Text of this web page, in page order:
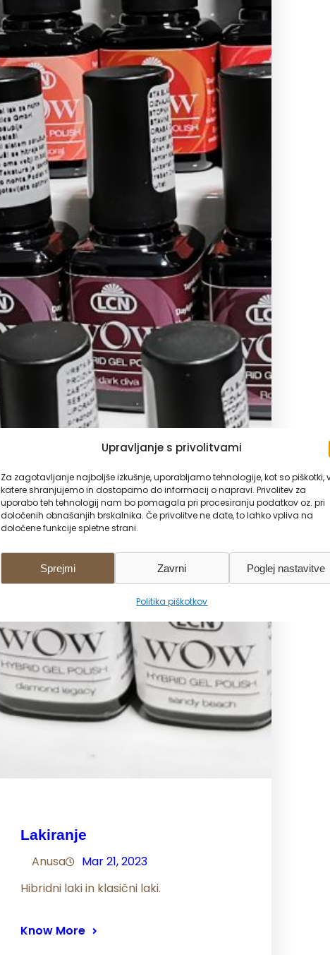
Upravljanje s privolitvami
Za zagotavljanje najboljše izkušnje, uporabljamo tehnologije, kot so piškotki,
katere shranjujemo in dostopamo do informacij o napravi. Privolitev za
uporabo teh tehnologij nam bo pomagala pri procesiranju podatkov oz. pri
določenih obnašanjih brskalnika. Če privolitve ne date, to lahko vpliva na
določene funkcije spletne strani.
Sprejmi Zavrni Poglej nastavitve
Politika piškotkov
Lakiranje
Anusa
Mar 21, 2023
Hibridni laki in klasični laki.
Know More